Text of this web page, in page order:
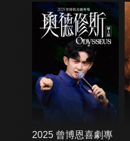
2025 曾博恩喜劇專